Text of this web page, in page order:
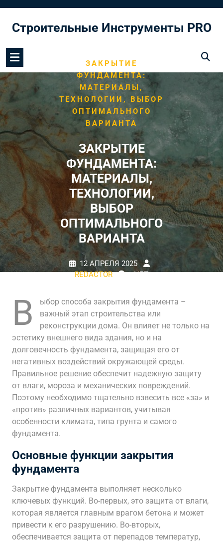
содержимому
Строительные Инструменты PRO
ЗАКРЫТИЕ
ФУНДАМЕНТА:
МАТЕРИАЛЫ,
ТЕХНОЛОГИИ, ВЫБОР
ОПТИМАЛЬНОГО
ВАРИАНТА
ЗАКРЫТИЕ
ФУНДАМЕНТА:
МАТЕРИАЛЫ,
ТЕХНОЛОГИИ,
ВЫБОР
ОПТИМАЛЬНОГО
ВАРИАНТА
12 АПРЕЛЯ 2025
REDACTOR
НЕТ
В
ыбор способа закрытия фундамента –
важный этап строительства или
реконструкции дома. Он влияет не только на
эстетику внешнего вида здания, но и на
долговечность фундамента, защищая его от
негативных воздействий окружающей среды.
Правильное решение обеспечит надежную защиту
от влаги, мороза и механических повреждений.
Поэтому необходимо тщательно взвесить все «за» и
«против» различных вариантов, учитывая
особенности климата, типа грунта и самого
фундамента.
Основные функции закрытия
фундамента
Закрытие фундамента выполняет несколько
ключевых функций. Во-первых, это защита от влаги,
которая является главным врагом бетона и может
привести к его разрушению. Во-вторых,
обеспечивается защита от перепадов температур,